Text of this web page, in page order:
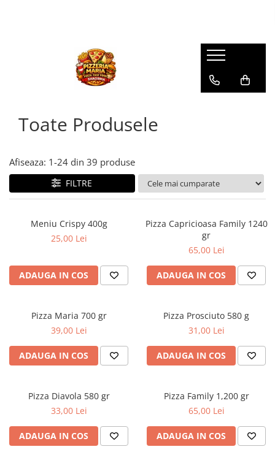
Toate Produsele
Afiseaza: 1-24 din 39 produse
FILTRE
Meniu Crispy 400g
25,00 Lei
ADAUGA IN COS
Pizza Capricioasa Family 1240
gr
65,00 Lei
ADAUGA IN COS
Pizza Maria 700 gr
39,00 Lei
ADAUGA IN COS
Pizza Prosciuto 580 g
31,00 Lei
ADAUGA IN COS
Pizza Diavola 580 gr
33,00 Lei
ADAUGA IN COS
Pizza Family 1,200 gr
65,00 Lei
ADAUGA IN COS